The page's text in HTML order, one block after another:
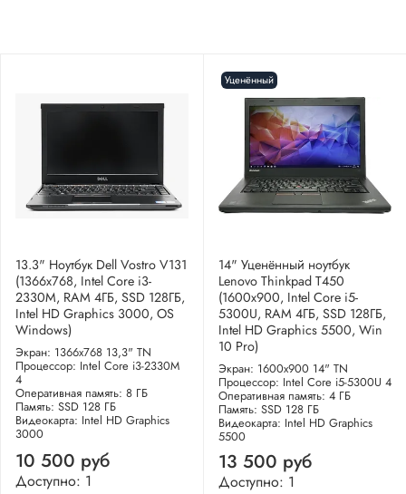
13.3" Ноутбук Dell Vostro V131
(1366x768, Intel Core i3-
2330M, RAM 4ГБ, SSD 128ГБ,
Intel HD Graphics 3000, OS
Windows)
Экран: 1366x768 13,3" TN
Процессор: Intel Core i3-2330M
4
Оперативная память: 8 ГБ
Память: SSD 128 ГБ
Видеокарта: Intel HD Graphics
3000
10 500 руб
Доступно: 1
Уценённый
14" Уценённый ноутбук
Lenovo Thinkpad T450
(1600x900, Intel Core i5-
5300U, RAM 4ГБ, SSD 128ГБ,
Intel HD Graphics 5500, Win
10 Pro)
Экран: 1600x900 14" TN
Процессор: Intel Core i5-5300U 4
Оперативная память: 4 ГБ
Память: SSD 128 ГБ
Видеокарта: Intel HD Graphics
5500
13 500 руб
Доступно: 1